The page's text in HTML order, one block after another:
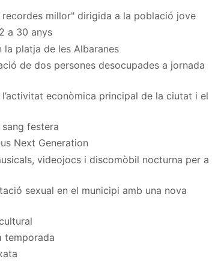
millor" dirigida a la població jove
a 30 anys
la platja de les Albaranes
de dos persones desocupades a jornada
econòmica principal de la ciutat i el
festera
Next Generation
videojocs i discomòbil nocturna per a
sexual en el municipi amb una nova
temporada